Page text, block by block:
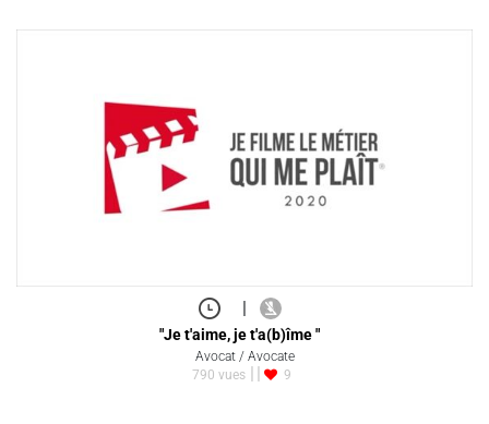
|
"Je t'aime, je t'a(b)îme "
Avocat / Avocate
790 vues
9